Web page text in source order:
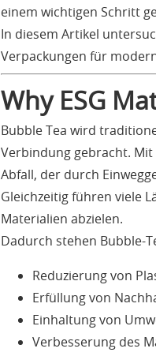
einem wichtigen Schritt
In diesem Artikel
Verpackungen für
Why ESG
Bubble Tea wird
Verbindung gebracht.
Abfall, der durch
Gleichzeitig führen viele
Materialien abzielen.
Dadurch stehen Bubble-
Reduzierung von
Erfüllung von
Einhaltung von
Verbesserung des